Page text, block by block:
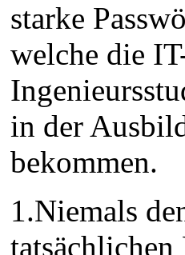
starke
welche die
in der
bekommen.
1.Niemals
tatsächlichen